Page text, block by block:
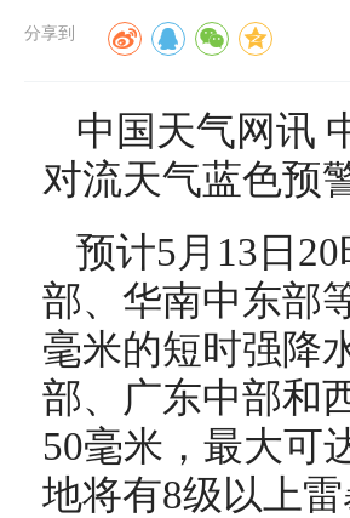
分享到
中国天气网讯
对流天气蓝色预
预计5月13日
部、华南中东部
毫米的短时强降
部、广东中部和
50毫米，最大可
地将有8级以上